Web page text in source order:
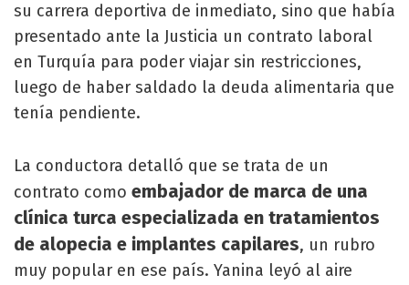
su carrera deportiva de inmediato, sino que había
presentado ante la Justicia un contrato laboral
en Turquía para poder viajar sin restricciones,
luego de haber saldado la deuda alimentaria que
tenía pendiente.
La conductora detalló que se trata de un
contrato como embajador de marca de una
clínica turca especializada en tratamientos
de alopecia e implantes capilares, un rubro
muy popular en ese país. Yanina leyó al aire